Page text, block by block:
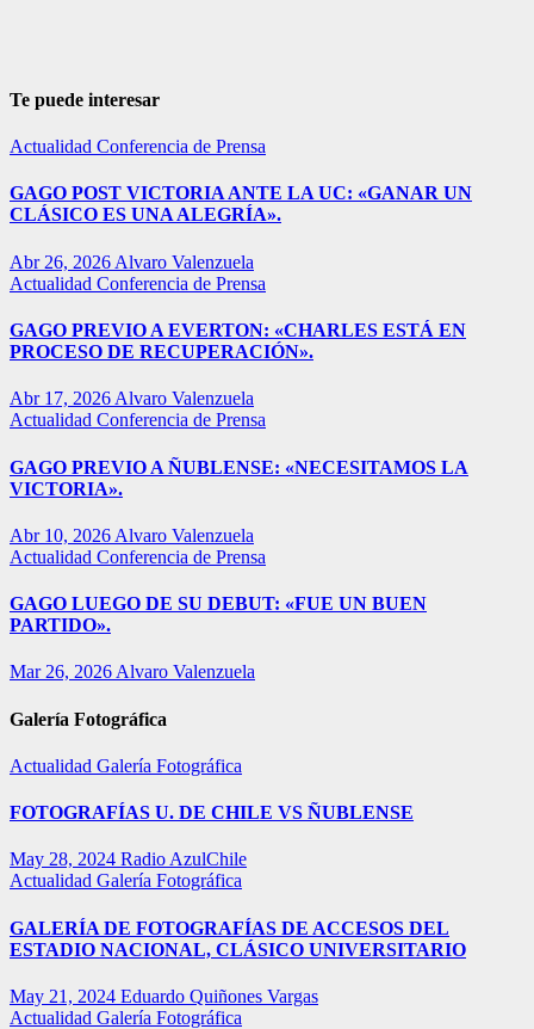
Te puede interesar
Actualidad Conferencia de Prensa
GAGO POST VICTORIA ANTE LA UC: «GANAR UN
CLÁSICO ES UNA ALEGRÍA».
Abr 26, 2026 Alvaro Valenzuela
Actualidad Conferencia de Prensa
GAGO PREVIO A EVERTON: «CHARLES ESTÁ EN
PROCESO DE RECUPERACIÓN».
Abr 17, 2026 Alvaro Valenzuela
Actualidad Conferencia de Prensa
GAGO PREVIO A ÑUBLENSE: «NECESITAMOS LA
VICTORIA».
Abr 10, 2026 Alvaro Valenzuela
Actualidad Conferencia de Prensa
GAGO LUEGO DE SU DEBUT: «FUE UN BUEN
PARTIDO».
Mar 26, 2026 Alvaro Valenzuela
Galería Fotográfica
Actualidad Galería Fotográfica
FOTOGRAFÍAS U. DE CHILE VS ÑUBLENSE
May 28, 2024 Radio AzulChile
Actualidad Galería Fotográfica
GALERÍA DE FOTOGRAFÍAS DE ACCESOS DEL
ESTADIO NACIONAL, CLÁSICO UNIVERSITARIO
May 21, 2024 Eduardo Quiñones Vargas
Actualidad Galería Fotográfica